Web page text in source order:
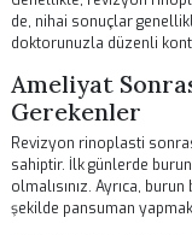
Revizyon rinoplasti,
Ameliyat süresi,
teknikleri
oynamaktadır.
Ameliyat sonrası
Daha sonra, hastalar
bölgesinde şişlik ve